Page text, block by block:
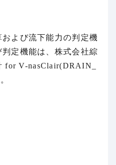
よび流下能力の判定機
定機能は、株式会社綜
for V-nasClair(DRAIN_